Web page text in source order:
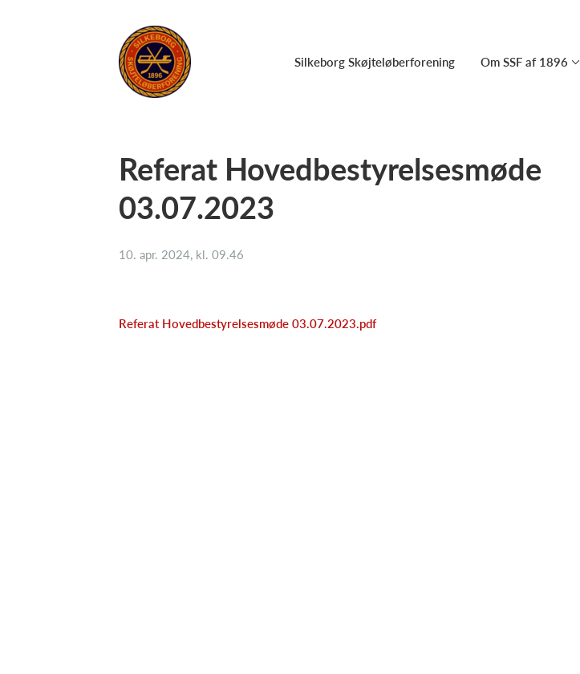
Silkeborg Skøjteløberforening Om SSF af 1896
Referat Hovedbestyrelsesmøde
03.07.2023
10. apr. 2024, kl. 09.46
Referat Hovedbestyrelsesmøde 03.07.2023.pdf